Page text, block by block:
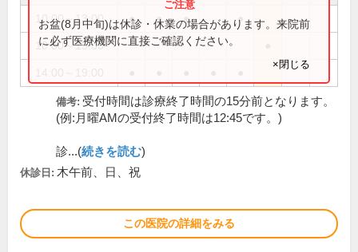
10:00～13:00 ● ● ● ●
10:00～15:00
お盆(8月中旬)は休診・休業の場合があります。来院前
に必ず医療機関に直接ご確認ください。
×閉じる
備考: 受付時間は診療終了時間の15分前となります。
(例:月曜AMの受付終了時間は12:45です。)
診...(続きを読む)
休診日: 木午前、日、祝
この医院の詳細をみる